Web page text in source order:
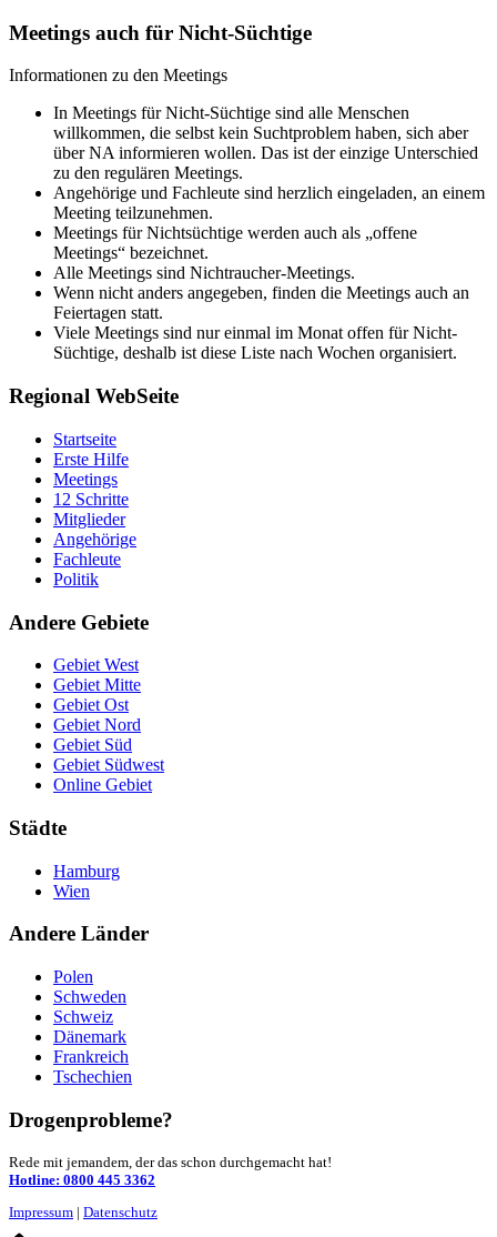
Meetings auch für Nicht-Süchtige
Informationen zu den Meetings
In Meetings für Nicht-Süchtige sind alle Menschen
willkommen, die selbst kein Suchtproblem haben, sich aber
über NA informieren wollen. Das ist der einzige Unterschied
zu den regulären Meetings.
Angehörige und Fachleute sind herzlich eingeladen, an einem
Meeting teilzunehmen.
Meetings für Nichtsüchtige werden auch als „offene
Meetings“ bezeichnet.
Alle Meetings sind Nichtraucher-Meetings.
Wenn nicht anders angegeben, finden die Meetings auch an
Feiertagen statt.
Viele Meetings sind nur einmal im Monat offen für Nicht-
Süchtige, deshalb ist diese Liste nach Wochen organisiert.
Regional WebSeite
Startseite
Erste Hilfe
Meetings
12 Schritte
Mitglieder
Angehörige
Fachleute
Politik
Andere Gebiete
Gebiet West
Gebiet Mitte
Gebiet Ost
Gebiet Nord
Gebiet Süd
Gebiet Südwest
Online Gebiet
Städte
Hamburg
Wien
Andere Länder
Polen
Schweden
Schweiz
Dänemark
Frankreich
Tschechien
Drogenprobleme?
Rede mit jemandem, der das schon durchgemacht hat!
Hotline: 0800 445 3362
Impressum | Datenschutz